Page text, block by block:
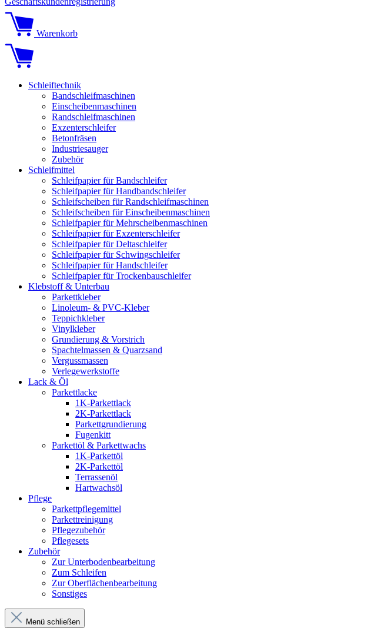
Warenkorb
Schleiftechnik
Bandschleifmaschinen
Einscheibenmaschinen
Randschleifmaschinen
Exzenterschleifer
Betonfräsen
Industriesauger
Zubehör
Schleifmittel
Schleifpapier für Bandschleifer
Schleifpapier für Handbandschleifer
Schleifscheiben für Randschleifmaschinen
Schleifscheiben für Einscheibenmaschinen
Schleifpapier für Mehrscheibenmaschinen
Schleifpapier für Exzenterschleifer
Schleifpapier für Deltaschleifer
Schleifpapier für Schwingschleifer
Schleifpapier für Handschleifer
Schleifpapier für Trockenbauschleifer
Klebstoff & Unterbau
Parkettkleber
Linoleum- & PVC-Kleber
Teppichkleber
Vinylkleber
Grundierung & Vorstrich
Spachtelmassen & Quarzsand
Vergussmassen
Verlegewerkstoffe
Lack & Öl
Parkettlacke
1K-Parkettlack
2K-Parkettlack
Parkettgrundierung
Fugenkitt
Parkettöl & Parkettwachs
1K-Parkettöl
2K-Parkettöl
Terrassenöl
Hartwachsöl
Pflege
Parkettpflegemittel
Parkettreinigung
Pflegezubehör
Pflegesets
Zubehör
Zur Unterbodenbearbeitung
Zum Schleifen
Zur Oberflächenbearbeitung
Sonstiges
Menü schließen